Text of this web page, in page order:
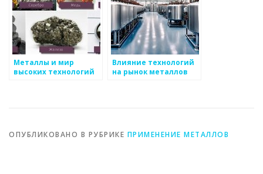
Металлы и мир
высоких технологий
Влияние технологий
на рынок металлов
ОПУБЛИКОВАНО В РУБРИКЕ ПРИМЕНЕНИЕ МЕТАЛЛОВ